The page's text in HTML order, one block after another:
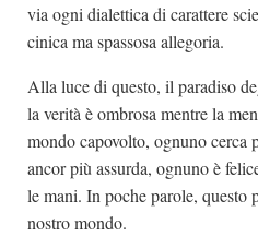
via ogni dialettica di carattere
cinica ma spassosa allegoria.
Alla luce di questo, il paradiso
la verità è ombrosa mentre la
mondo capovolto, ognuno cerca
ancor più assurda, ognuno è
le mani. In poche parole, questo
nostro mondo.